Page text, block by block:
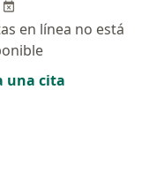
Online
en línea no está
una cita